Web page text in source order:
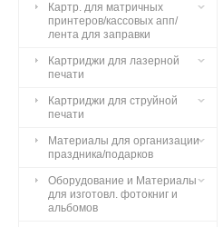
Картр. для матричных
принтеров/кассовых апп/
лента для заправки
Картриджи для лазерной
печати
Картриджи для струйной
печати
Материалы для организации
праздника/подарков
Оборудование и Материалы
для изготовл. фотокниг и
альбомов